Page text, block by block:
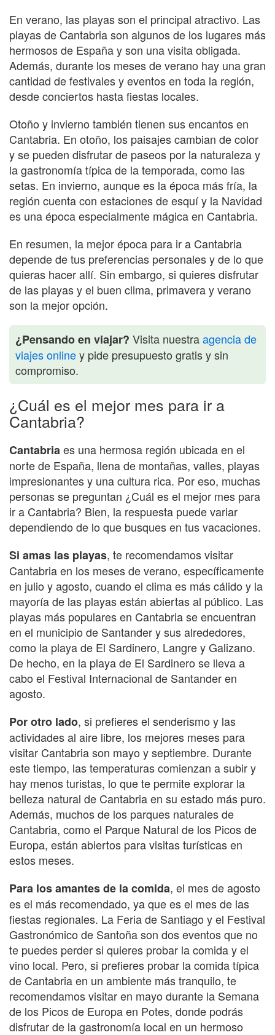
En verano, las playas son el principal atractivo. Las
playas de Cantabria son algunos de los lugares más
hermosos de España y son una visita obligada.
Además, durante los meses de verano hay una gran
cantidad de festivales y eventos en toda la región,
desde conciertos hasta fiestas locales.
Otoño y invierno también tienen sus encantos en
Cantabria. En otoño, los paisajes cambian de color
y se pueden disfrutar de paseos por la naturaleza y
la gastronomía típica de la temporada, como las
setas. En invierno, aunque es la época más fría, la
región cuenta con estaciones de esquí y la Navidad
es una época especialmente mágica en Cantabria.
En resumen, la mejor época para ir a Cantabria
depende de tus preferencias personales y de lo que
quieras hacer allí. Sin embargo, si quieres disfrutar
de las playas y el buen clima, primavera y verano
son la mejor opción.
¿Pensando en viajar? Visita nuestraagencia de
viajes onliney pide presupuesto gratis y sin
compromiso.
¿Cuál es el mejor mes para ir a
Cantabria?
Cantabriaes una hermosa región ubicada en el
norte de España, llena de montañas, valles, playas
impresionantes y una cultura rica. Por eso, muchas
personas se preguntan ¿Cuál es el mejor mes para
ir a Cantabria? Bien, la respuesta puede variar
dependiendo de lo que busques en tus vacaciones.
Si amas las playas, te recomendamos visitar
Cantabria en los meses de verano, específicamente
en julio y agosto, cuando el clima es más cálido y la
mayoría de las playas están abiertas al público. Las
playas más populares en Cantabria se encuentran
en el municipio de Santander y sus alrededores,
como la playa de El Sardinero, Langre y Galizano.
De hecho, en la playa de El Sardinero se lleva a
cabo el Festival Internacional de Santander en
agosto.
Por otro lado, si prefieres el senderismo y las
actividades al aire libre, los mejores meses para
visitar Cantabria son mayo y septiembre. Durante
este tiempo, las temperaturas comienzan a subir y
hay menos turistas, lo que te permite explorar la
belleza natural de Cantabria en su estado más puro.
Además, muchos de los parques naturales de
Cantabria, como el Parque Natural de los Picos de
Europa, están abiertos para visitas turísticas en
estos meses.
Para los amantes de la comida, el mes de agosto
es el más recomendado, ya que es el mes de las
fiestas regionales. La Feria de Santiago y el Festival
Gastronómico de Santoña son dos eventos que no
te puedes perder si quieres probar la comida y el
vino local. Pero, si prefieres probar la comida típica
de Cantabria en un ambiente más tranquilo, te
recomendamos visitar en mayo durante la Semana
de los Picos de Europa en Potes, donde podrás
disfrutar de la gastronomía local en un hermoso